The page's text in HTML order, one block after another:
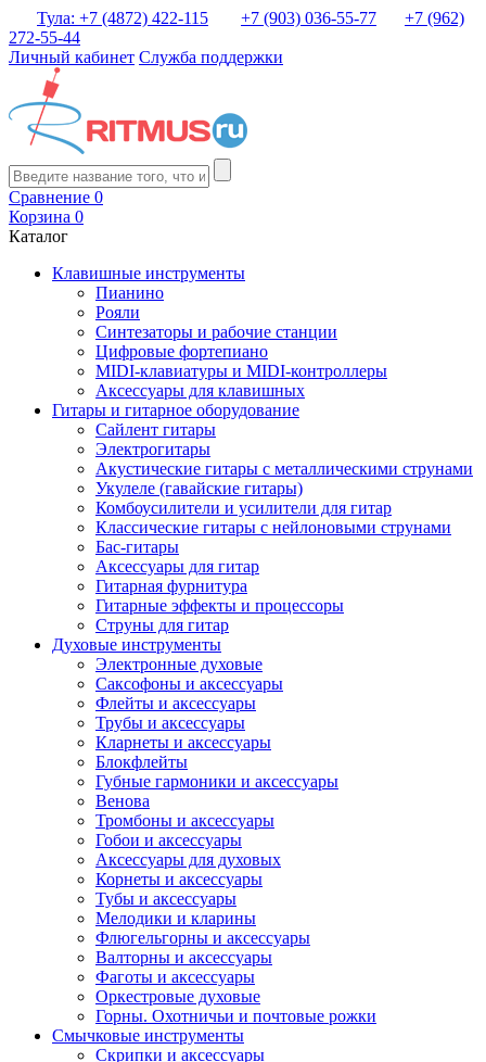
Тула: +7 (4872) 422-115 +7 (903) 036-55-77
+7 (962)
272-55-44
Личный кабинет Служба поддержки
Сравнение 0
Корзина 0
Каталог
Клавишные инструменты
Пианино
Рояли
Синтезаторы и рабочие станции
Цифровые фортепиано
MIDI-клавиатуры и MIDI-контроллеры
Аксессуары для клавишных
Гитары и гитарное оборудование
Сайлент гитары
Электрогитары
Акустические гитары с металлическими струнами
Укулеле (гавайские гитары)
Комбоусилители и усилители для гитар
Классические гитары с нейлоновыми струнами
Бас-гитары
Аксессуары для гитар
Гитарная фурнитура
Гитарные эффекты и процессоры
Струны для гитар
Духовые инструменты
Электронные духовые
Саксофоны и аксессуары
Флейты и аксессуары
Трубы и аксессуары
Кларнеты и аксессуары
Блокфлейты
Губные гармоники и аксессуары
Венова
Тромбоны и аксессуары
Гобои и аксессуары
Аксессуары для духовых
Корнеты и аксессуары
Тубы и аксессуары
Мелодики и кларины
Флюгельгорны и аксессуары
Валторны и аксессуары
Фаготы и аксессуары
Оркестровые духовые
Горны. Охотничьи и почтовые рожки
Смычковые инструменты
Скрипки и аксессуары